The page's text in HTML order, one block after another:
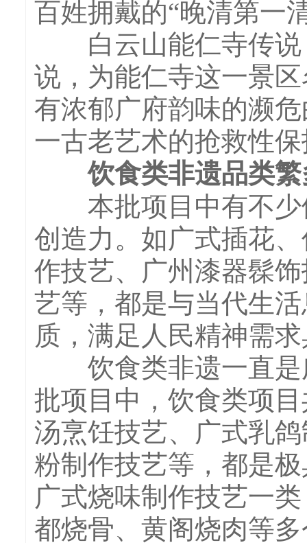
百姓拥戴的“晚清第一
白云山能仁寺传说
说，为能仁寺这一景
有浓郁广府韵味的濒
一古老艺术的抢救性
饮食类非遗品类繁
本批项目中有不少
创造力。如广式插花
作技艺、广州漆器髹
艺等，都是与当代生
质，满足人民精神需
饮食类非遗一直是
批项目中，饮食类项
汤烹饪技艺、广式乳
粉制作技艺等，都是
广式烧味制作技艺一
都烧骨、黄阁烧肉等